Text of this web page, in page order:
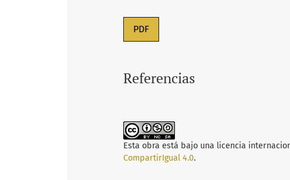
PDF
Referencias
Esta obra está bajo una licencia
CompartirIgual 4.0.